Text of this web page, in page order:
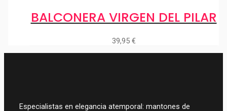
BALCONERA VIRGEN DEL PILAR
39,95 €
Especialistas en elegancia atemporal: mantones de